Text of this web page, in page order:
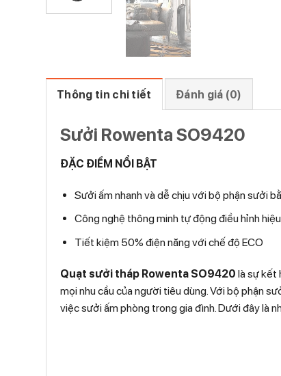
Thông tin chi tiết Đánh giá (0)
Sưởi Rowenta SO9420
ĐẶC ĐIỂM NỔI BẬT
Sưởi ấm nhanh và dễ chịu với bộ phận sưởi
Công nghệ thông minh tự động điều hỉnh
Tiết kiệm 50% điện năng với chế độ ECO
Quạt sưởi tháp Rowenta SO9420 là sự kết
mọi nhu cầu của người tiêu dùng. Với bộ phận
việc sưởi ấm phòng trong gia đình. Dưới đây là